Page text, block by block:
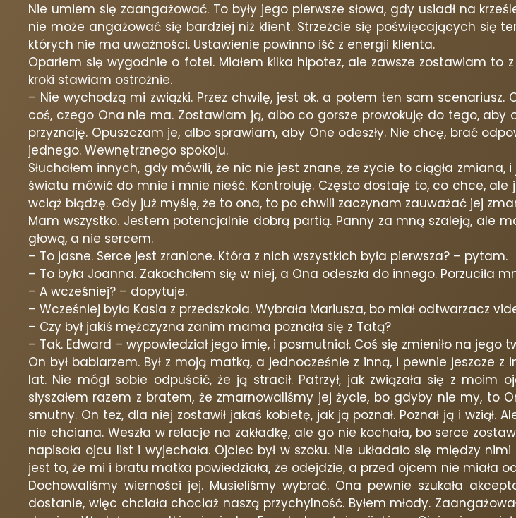
Nie umiem się zaangażować. To były jego pierwsze słowa, gdy usiadł na
nie może angażować się bardziej niż klient. Strzeżcie się poświęcających się
których nie ma uważności. Ustawienie powinno iść z energii klienta.
Oparłem się wygodnie o fotel. Miałem kilka hipotez, ale zawsze zostawiam to
kroki stawiam ostrożnie.
– Nie wychodzą mi związki. Przez chwilę, jest ok. a potem ten sam
coś, czego Ona nie ma. Zostawiam ją, albo co gorsze prowokuję do tego, aby
przyznaję. Opuszczam je, albo sprawiam, aby One odeszły. Nie chcę, brać
jednego. Wewnętrznego spokoju.
Słuchałem innych, gdy mówili, że nic nie jest znane, że życie to ciągła
światu mówić do mnie i mnie nieść. Kontroluję. Często dostaję to, co chce,
wciąż błądzę. Gdy już myślę, że to ona, to po chwili zaczynam zauważać jej
Mam wszystko. Jestem potencjalnie dobrą partią. Panny za mną szaleją, ale
głową, a nie sercem.
– To jasne. Serce jest zranione. Która z nich wszystkich była pierwsza? – pytam.
– To była Joanna. Zakochałem się w niej, a Ona odeszła do innego. Porzuciła
– A wcześniej? – dopytuje.
– Wcześniej była Kasia z przedszkola. Wybrała Mariusza, bo miał odtwarzacz
– Czy był jakiś mężczyzna zanim mama poznała się z Tatą?
– Tak. Edward – wypowiedział jego imię, i posmutniał. Coś się zmieniło na jego
On był babiarzem. Był z moją matką, a jednocześnie z inną, i pewnie jeszcze z
lat. Nie mógł sobie odpuścić, że ją stracił. Patrzył, jak związała się z
słyszałem razem z bratem, że zmarnowaliśmy jej życie, bo gdyby nie my, to
smutny. On też, dla niej zostawił jakaś kobietę, jak ją poznał. Poznał ją i
nie chciana. Weszła w relacje na zakładkę, ale go nie kochała, bo serce
napisała ojcu list i wyjechała. Ojciec był w szoku. Nie układało się między
jest to, że mi i bratu matka powiedziała, że odejdzie, a przed ojcem nie miała
Dochowaliśmy wierności jej. Musieliśmy wybrać. Ona pewnie szukała
dostanie, więc chciała chociaż naszą przychylność. Byłem młody.